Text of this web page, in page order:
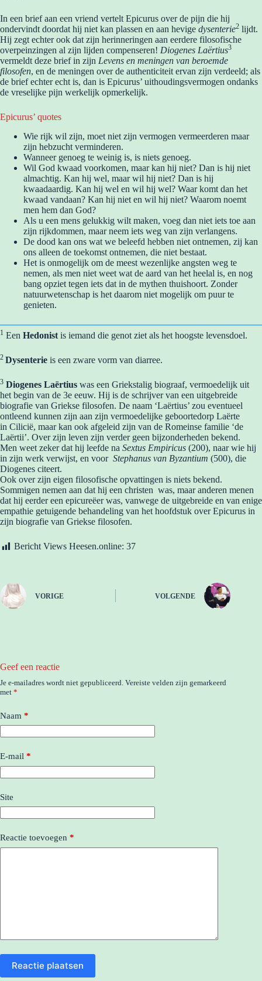
In een brief aan een vriend vertelt Epicurus over de pijn die hij
ondervindt doordat hij niet kan plassen en aan hevige dysenterie2 lijdt.
Hij zegt echter ook dat zijn herinneringen aan eerdere filosofische
overpeinzingen al zijn lijden compenseren! Diogenes Laërtius3
vermeldt deze brief in zijn Levens en meningen van beroemde
filosofen, en de meningen over de authenticiteit ervan zijn verdeeld; als
de brief echter echt is, dan is Epicurus’ uithoudingsvermogen ondanks
de vreselijke pijn werkelijk opmerkelijk.
Epicurus’ quotes
Wie rijk wil zijn, moet niet zijn vermogen vermeerderen maar
zijn hebzucht verminderen.
Wanneer genoeg te weinig is, is niets genoeg.
Wil God kwaad voorkomen, maar kan hij niet? Dan is hij niet
almachtig. Kan hij wel, maar wil hij niet? Dan is hij
kwaadaardig. Kan hij wel en wil hij wel? Waar komt dan het
kwaad vandaan? Kan hij niet en wil hij niet? Waarom noemt
men hem dan God?
Als u een mens gelukkig wilt maken, voeg dan niet iets toe aan
zijn rijkdommen, maar neem iets weg van zijn verlangens.
De dood kan ons wat we beleefd hebben niet ontnemen, zij kan
ons alleen de toekomst ontnemen, die niet bestaat.
Het is onmogelijk om de meest wezenlijke angsten weg te
nemen, als men niet weet wat de aard van het heelal is, en nog
bang opziet tegen iets dat in de mythen thuishoort. Zonder
natuurwetenschap is het daarom niet mogelijk om puur te
genieten.
1 Een Hedonist is iemand die genot ziet als het hoogste levensdoel.
2 Dysenterie is een zware vorm van diarree.
3 Diogenes Laërtius was een Griekstalig biograaf, vermoedelijk uit
het begin van de 3e eeuw. Hij is de schrijver van een uitgebreide
biografie van Griekse filosofen. De naam ‘Laërtius’ zou eventueel
ontleend kunnen zijn aan zijn vermoedelijke geboortedorp Laërte
in Cilicië, maar kan ook afgeleid zijn van de Romeinse familie ‘de
Laërtii’. Over zijn leven zijn verder geen bijzonderheden bekend.
Men weet zeker dat hij leefde na Sextus Empiricus (200), naar wie hij
in zijn werk verwijst, en voor Stephanus van Byzantium (500), die
Diogenes citeert.
Ook over zijn eigen filosofische opvattingen is niets bekend.
Sommigen nemen aan dat hij een christen was, maar anderen menen
dat hij eerder een epicureëer was, vanwege de uitgebreide en van enige
empathie getuigende behandeling van het hoofdstuk over Epicurus in
zijn biografie van Griekse filosofen.
Bericht Views Heesen.online: 37
VORIGE VOLGENDE
Geef een reactie
Je e-mailadres wordt niet gepubliceerd. Vereiste velden zijn gemarkeerd
met *
Naam *
E-mail *
Site
Reactie toevoegen *
Reactie plaatsen